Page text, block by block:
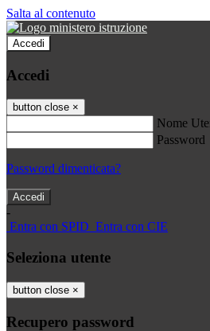
Salta al contenuto
Accedi
Accedi
button close ×
Nome
Password
Password dimenticata?
-
Entra con SPID Entra con CIE
Seleziona utente
button close ×
Recupero password